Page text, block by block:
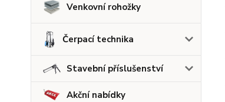
Venkovní rohožky
Čerpací technika
Stavební příslušenství
Akční nabídky